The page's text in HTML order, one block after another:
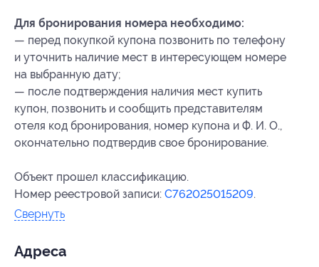
Для бронирования номера необходимо:
— перед покупкой купона позвонить по телефону
и уточнить наличие мест в интересующем номере
на выбранную дату;
— после подтверждения наличия мест купить
купон, позвонить и сообщить представителям
отеля код бронирования, номер купона и Ф. И. О.,
окончательно подтвердив свое бронирование.
Объект прошел классификацию.
Номер реестровой записи: С762025015209.
Свернуть
Адресa